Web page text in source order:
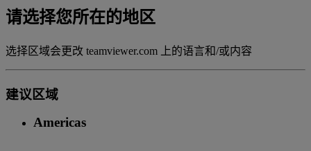
请选择您所在的地区
选择区域会更改 teamviewer.com 上的语言和/或内容
建议区域
Americas